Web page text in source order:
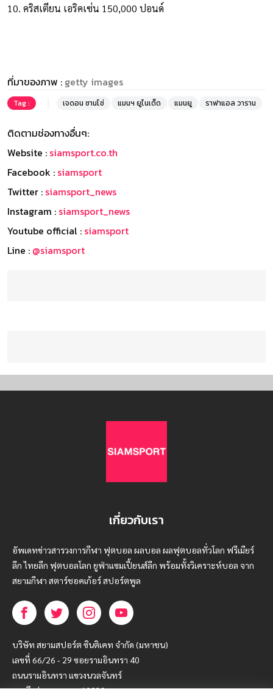
10. คริสเตียน เอริคเซ่น 150,000 ปอนด์
ที่มาของภาพ : getty images
Tag : เจดอน ซานโช่ แมนฯ ยูไนเต็ด แมนยู ราฟาแอล วาราน
ติดตามช่องทางอื่นๆ:
Website : siamsport.co.th
Facebook : siamsport
Twitter : siamsport_news
Instagram : siamsport_news
Youtube official : siamsport
Line : @siamsport
เกี่ยวกับเรา
อัพเดทข่าวสารวงการกีฬา ฟุตบอล ผลบอล ผลฟุตบอลทั่วโลก ฟรีเมียร์
ลีก ไทยลีก ฟุตบอลโลก ยูฟ่าแซมเปี้ยนส์ลีก พร้อมทั้งวิเคราะห์บอล จาก
สยามกีฬา สตาร์ชอคเก้อร์ สปอร์ตพูล
บริษัท สยามสปอร์ต ซินติเคท จำกัด (มหาชน)
เลขที่ 66/26 - 29 ซอยรามอินทรา 40
ถนนรามอินทรา แขวงนวลจันทร์
เขตบึงกุ่ม กรุงเทพฯ 10230